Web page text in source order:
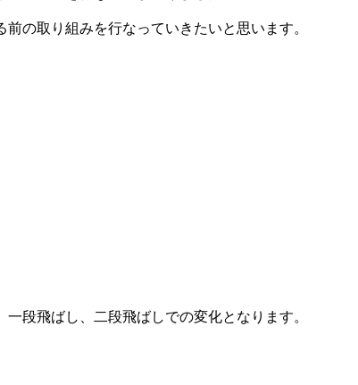
の取り組みを行なっていきたいと思います。
段飛ばし、二段飛ばしでの変化となります。